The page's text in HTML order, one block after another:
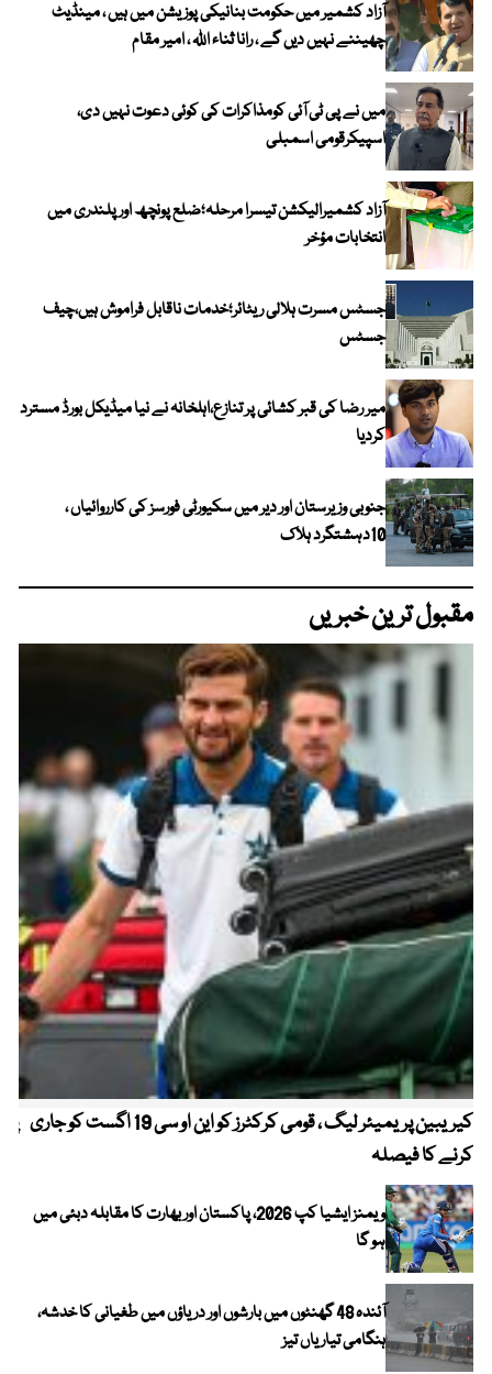
آزاد کشمیر میں حکومت بنانیکی پوزیشن میں ہیں ، مینڈیٹ
چھیننے نہیں دیں گے ، رانا ثناء اللہ ، امیر مقام
میں نے پی ٹی آئی کومذاکرات کی کوئی دعوت نہیں دی،
اسپیکرقومی اسمبلی
آزاد کشمیرالیکشن تیسرا مرحلہ؛ضلع پونچھ اور پلندری میں
انتخابات مؤخر
جسٹس مسرت ہلالی ریٹائر؛خدمات ناقابل فراموش ہیں،چیف
جسٹس
میر رضا کی قبر کشائی پر تنازع،اہلخانہ نے نیا میڈیکل بورڈ مسترد
کردیا
جنوبی وزیرستان اور دیر میں سکیورٹی فورسز کی کارروائیاں ،
10دہشتگرد ہلاک
مقبول ترین خبریں
کیریبین پریمیئر لیگ ، قومی کرکٹرز کو این او سی 19 اگست کو جاری
کرنے کا فیصلہ
ویمنز ایشیا کپ 2026، پاکستان اور بھارت کا مقابلہ دبئی میں
ہو گا
آئندہ 48 گھنٹوں میں بارشوں اور دریاؤں میں طغیانی کا خدشہ،
ہنگامی تیاریاں تیز